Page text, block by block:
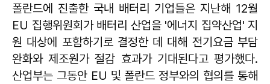
폴란드에 진출한 국내 배터리 기업들은 지난해 12월
EU 집행위원회가 배터리 산업을 '에너지 집약산업' 지
원 대상에 포함하기로 결정한 데 대해 전기요금 부담
완화와 제조원가 절감 효과가 기대된다고 평가했다.
산업부는 그동안 EU 및 폴란드 정부와의 협의를 통해